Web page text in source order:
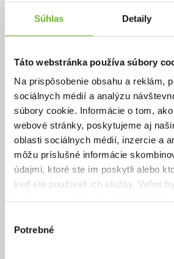
Súhlas Detaily
Táto webstránka používa súbory
Na prispôsobenie obsahu a reklám,
sociálnych médií a analýzu
súbory cookie. Informácie o tom,
webové stránky, poskytujeme aj
oblasti sociálnych médií, inzercie a
môžu príslušné informácie
údajmi, ktoré ste im poskytli alebo
keď ste používali ich služby. Veľmi
súhlasu
Potrebné
Jednorazový
Celková suma
0 €
Zadajte svoje údaje
Už máte vytvorený svoj